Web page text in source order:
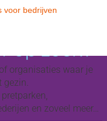
voor bedrijven
op zoek?
organisaties waar je
gezin.
en zoveel meer…